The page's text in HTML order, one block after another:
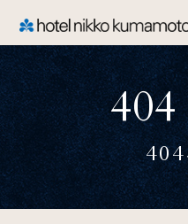
TOP
Welcome